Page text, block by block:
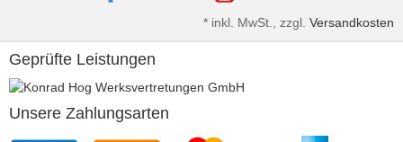
* inkl. MwSt., zzgl. Versandkosten
Geprüfte Leistungen
Unsere Zahlungsarten